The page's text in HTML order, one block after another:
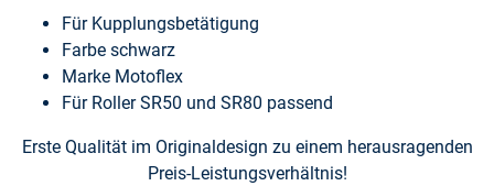
Für Kupplungsbetätigung
Farbe schwarz
Marke Motoflex
Für Roller SR50 und SR80 passend
Erste Qualität im Originaldesign zu einem herausragenden
Preis-Leistungsverhältnis!